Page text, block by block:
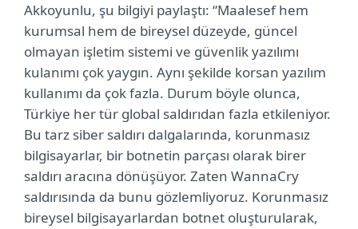
Akkoyunlu, şu bilgiyi paylaştı: “Maalesef hem
kurumsal hem de bireysel düzeyde, güncel
olmayan işletim sistemi ve güvenlik yazılımı
kulanımı çok yaygın. Aynı şekilde korsan yazılım
kullanımı da çok fazla. Durum böyle olunca,
Türkiye her tür global saldırıdan fazla etkileniyor.
Bu tarz siber saldırı dalgalarında, korunmasız
bilgisayarlar, bir botnetin parçası olarak birer
saldırı aracına dönüşüyor. Zaten WannaCry
saldırısında da bunu gözlemliyoruz. Korunmasız
bireysel bilgisayarlardan botnet oluşturularak,